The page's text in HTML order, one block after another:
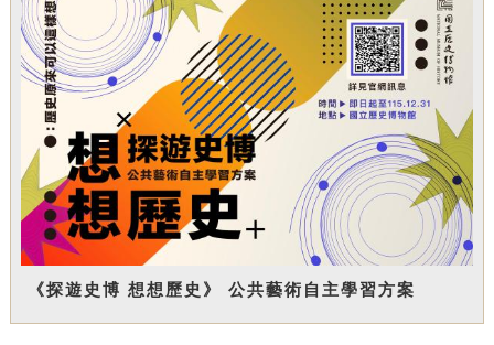
《探遊史博 想想歷史》 公共藝術自主學習方案